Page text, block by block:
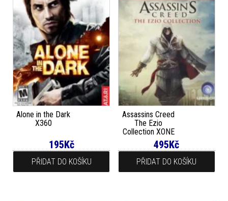
Alone in the Dark
X360
195Kč
PŘIDAT DO KOŠÍKU
Assassins Creed
The Ezio
Collection XONE
495Kč
PŘIDAT DO KOŠÍKU